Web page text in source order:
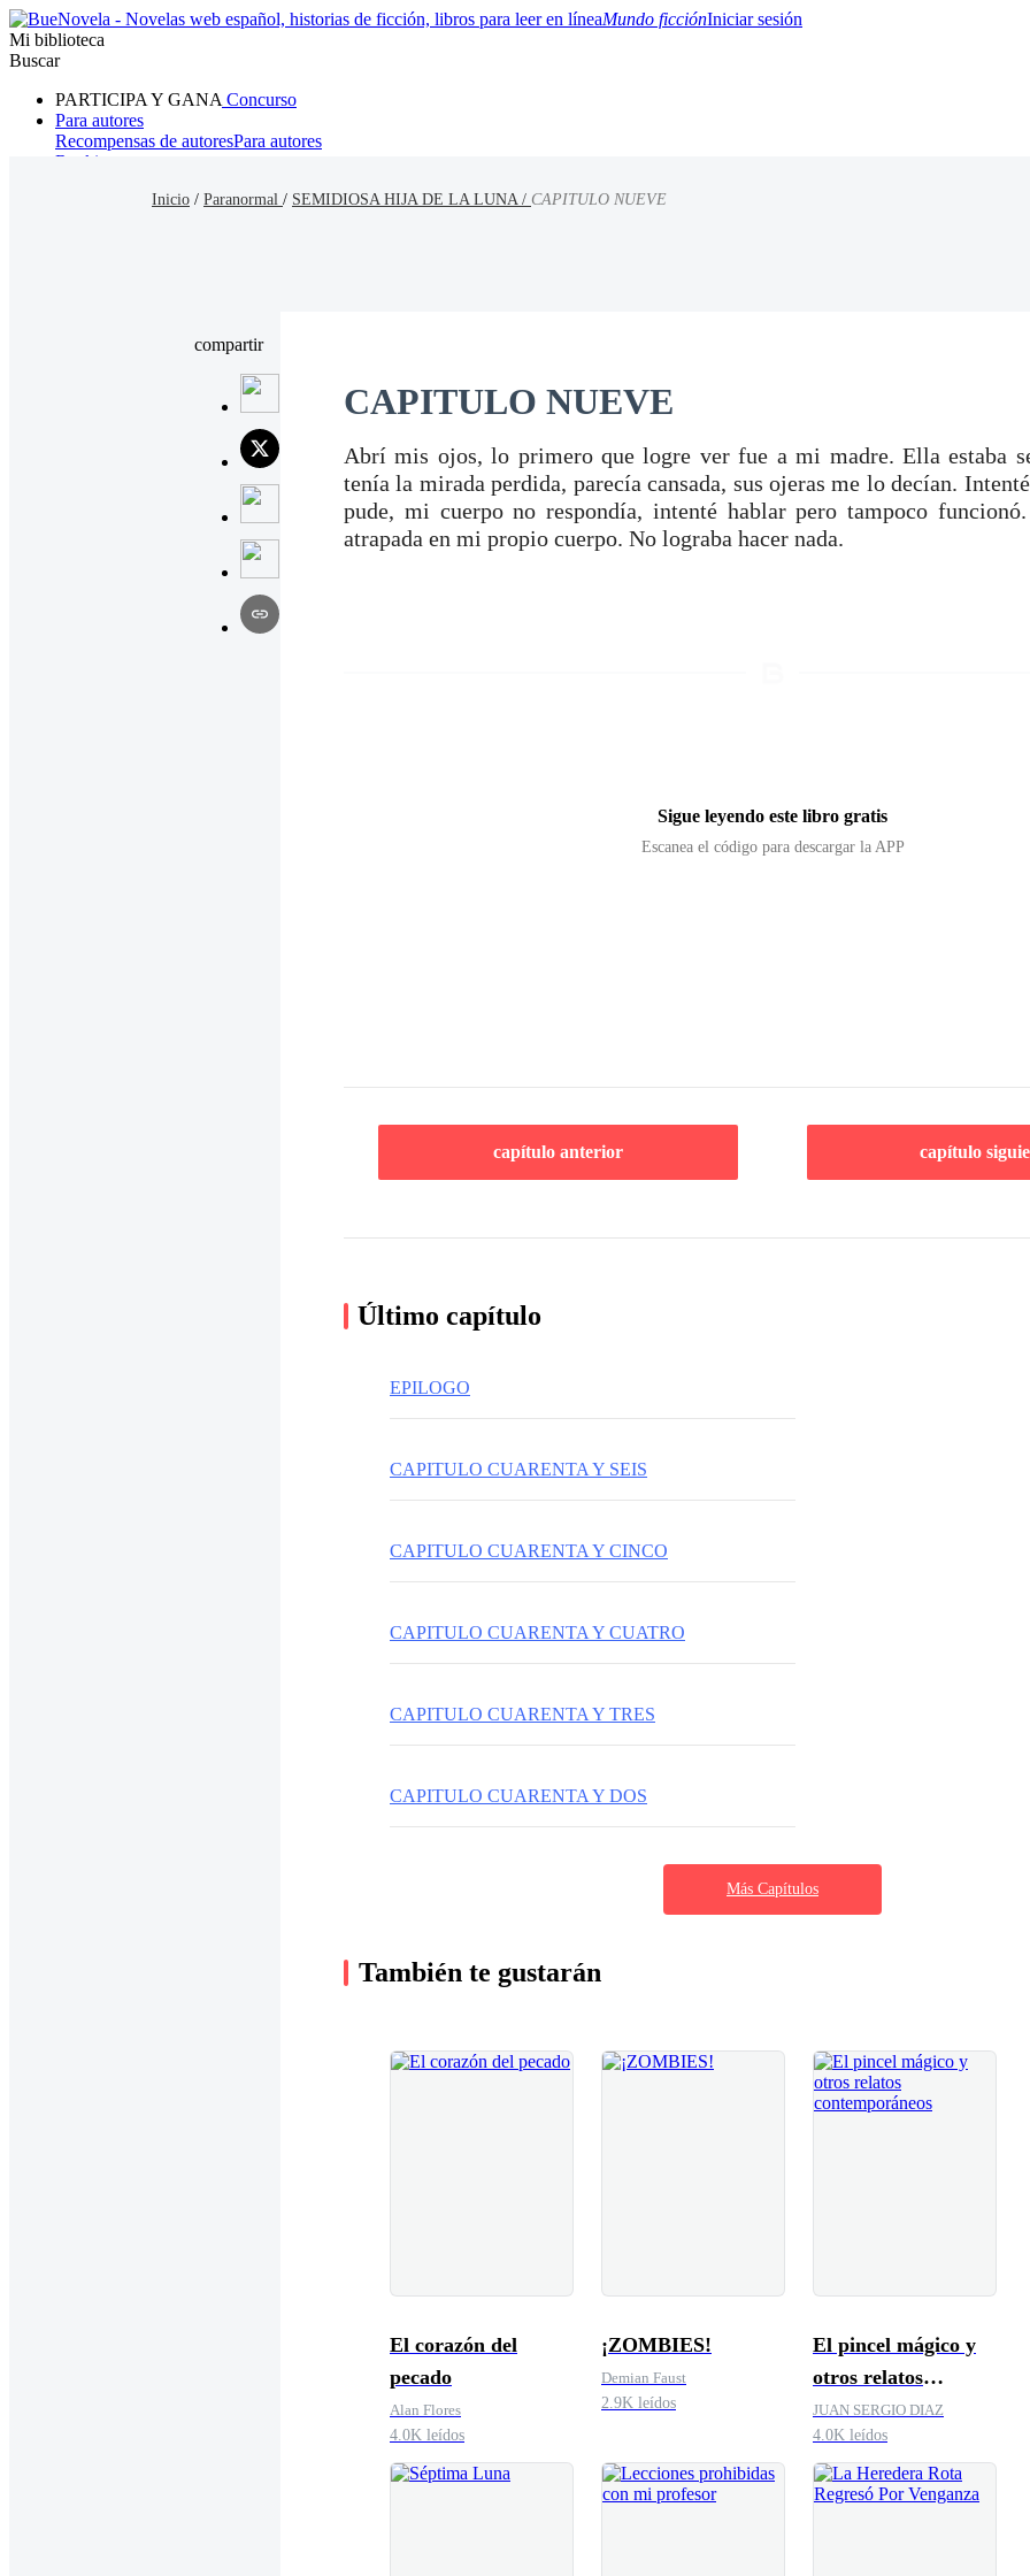
Mundo ficciónIniciar sesión
Mi biblioteca
Buscar
PARTICIPA Y GANA Concurso
Para autores
Recompensas de autoresPara autores
Ranking
Inicio / Paranormal / SEMIDIOSA HIJA DE LA LUNA / CAPITULO NUEVE
compartir
CAPITULO NUEVE
Abrí mis ojos, lo primero que logre ver fue a mi madre. Ella estaba
tenía la mirada perdida, parecía cansada, sus ojeras me lo decían.
pude, mi cuerpo no respondía, intenté hablar pero tampoco
atrapada en mi propio cuerpo. No lograba hacer nada.
Sigue leyendo este libro gratis
Escanea el código para descargar la APP
capítulo anterior capítulo
Último capítulo
EPILOGO
CAPITULO CUARENTA Y SEIS
CAPITULO CUARENTA Y CINCO
CAPITULO CUARENTA Y CUATRO
CAPITULO CUARENTA Y TRES
CAPITULO CUARENTA Y DOS
Más Capítulos
También te gustarán
El corazón del
pecado
Alan Flores
4.0K leídos
¡ZOMBIES!
Demian Faust
2.9K leídos
El pincel mágico y
otros relatos
contemporáneos
JUAN SERGIO DIAZ
4.0K leídos